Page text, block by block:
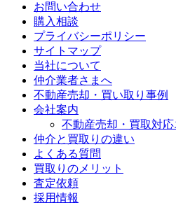
お問い合わせ
購入相談
プライバシーポリシー
サイトマップ
当社について
仲介業者さまへ
不動産売却・買い取り事例
会社案内
不動産売却・買取対応
仲介と買取りの違い
よくある質問
買取りのメリット
査定依頼
採用情報